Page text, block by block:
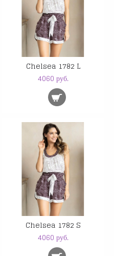
Chelsea 1782 L
4060 руб.
Chelsea 1782 S
4060 руб.